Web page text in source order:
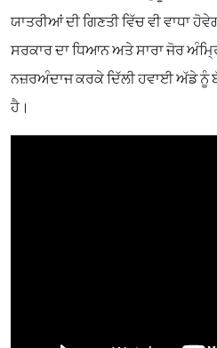
ਯਾਤਰੀਆਂ ਦੀ ਗਿਣਤੀ ਵਿੱਚ ਵੀ ਵਾਧਾ
ਸਰਕਾਰ ਦਾ ਧਿਆਨ ਅਤੇ ਸਾਰਾ ਜੋਰ
ਨਜ਼ਰਅੰਦਾਜ ਕਰਕੇ ਦਿੱਲੀ ਹਵਾਈ ਅੱਡੇ
ਹੈ।